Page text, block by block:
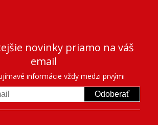
novinky priamo na váš
email
informácie vždy medzi prvými
Odoberať